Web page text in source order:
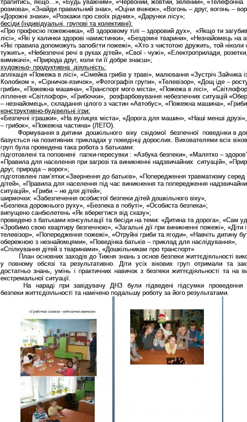
трапитись, якщо…», «Будь уважним», «Червоний, жовтий, зелений», «Телефонна
розмова», «Знайди правильний знак», «Оціни вчинок», «Вогонь – друг, вогонь –
«Дорожні знаки», «Розкажи про своїх рідних», «Дарунки лісу»;
бесіди (індивідуальні, групові та колективні):
«Про професію пожежника», «В здоровому тілі – здоровий дух», «Якщо ти
лісі», «Які у калинки здорові намистинки», «Бездомні тварини», «Незнайомець на
«Які правила допоможуть запобігти пожежі», «Хто з чистотою дружить, той ніколи
тужить», «Небезпечні речі в руках дітей», «Свої - чужі», «Електроприлади, розетки,
вимикачі», «Природа друг, коли ти її добре знаєш»;
художньо- продуктивна діяльність:
аплікація «Пожежа в лісі», «Сімейка грибів у траві», малювання «Зустріч Зайчика
Колобком », «Сірничок-язичок», «Фотографія групи», «Телевізор», «Дощ іде –
гриби», «Пожежна машина», «Транспорт мого міста», «Пожежа в лісі»,
ліплення «Світлофор», «Грибочки», розфарбовування небезпечних ситуацій
– незнайомець», складання цілого з частин «Автобус», «Пожежна машина»,
конструктивно-будівельні ігри:
«Безпечні іграшки», «На вулицях міста», «Дорога для машин», «Наші менші
– грибок», «Пожежна частина» (ЛЕГО).
Формування в дитини дошкільного віку свідомої безпечної поведінки в
базується на позитивних прикладах у поведінці дорослих. Вихователями всіх
груп була проведена така робота з батьками:
підготовлені та поповнені папки-пересувки : «Азбука безпеки», «Малятко – здоров’
«Правила для населення при загрозі та виникненні надзвичайних ситуацій»,
друг, природа – ворог»;
підготовлені пам’ятки:«Звернення до батьків», «Попередження травматизму серед
дітей», «Правила для населення під час виникнення та попередження
ситуацій», «Гриби – не для дітей»;
ширмочки: «Забезпечення особистої безпеки дітей дошкільного віку»,
«Безпека дорожнього руху», «Безпека в побуті», «Особиста безпека»;
випущено санбюлетень «Як вберегтися від сказу»;
проведено з батьками консультації та бесіди на теми: «Дитина та дорога», «Сам
«Зробимо свою квартиру безпечною», «Загальні дії при виникненні пожежі», «Діти і
телевізор», «Попередження пожежі», «Отруйні гриби та ягоди», «Навчіть дитину
обережною з незнайомцями», «Поведінка батьків – приклад для наслідування»,
«Спілкування дітей з тваринами», «Дошкільникам про транспорт»
План основних заходів до Тижня знань з основ безпеки життєдіяльності
у повному обсязі та результативно. Діти усіх вікових груп отримали та
достатньо знань, умінь і практичних навичок з безпеки життєдіяльності та на
екстремальної ситуації.
На нараді при завідувачу ДНЗ були підведені підсумки проведення
безпеки життєдіяльності та намічено подальшу роботу за його результатами.